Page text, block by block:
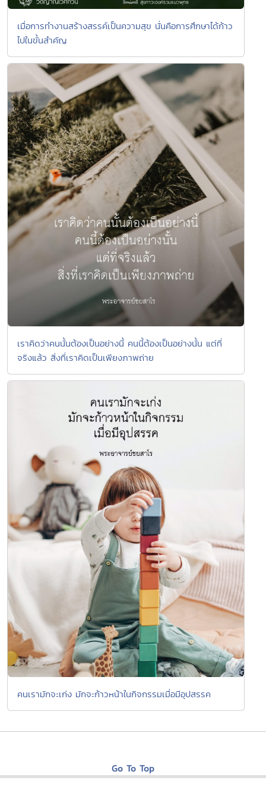
เมื่อการทำงานสร้างสรรค์เป็นความสุข นั่นคือการศึกษาได้ก้าว
ไปในขั้นสำคัญ
เราคิดว่าคนนั้นต้องเป็นอย่างนี้ คนนี้ต้องเป็นอย่างนั้น แต่ที่
จริงแล้ว สิ่งที่เราคิดเป็นเพียงภาพถ่าย
คนเรามักจะเก่ง มักจะก้าวหน้าในกิจกรรมเมื่อมีอุปสรรค
Go To Top